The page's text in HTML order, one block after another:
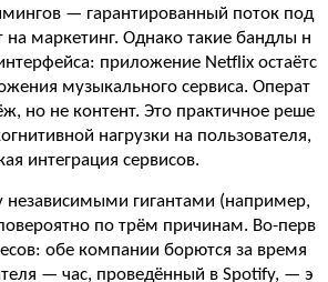
— гарантированный поток под
на маркетинг. Однако такие бандлы н
приложение Netflix остаётс
музыкального сервиса. Операт
но не контент. Это практичное реше
нагрузки на пользователя,
интеграция сервисов.
независимыми гигантами (например,
по трём причинам. Во-перв
обе компании борются за время
— час, проведённый в Spotify, — э